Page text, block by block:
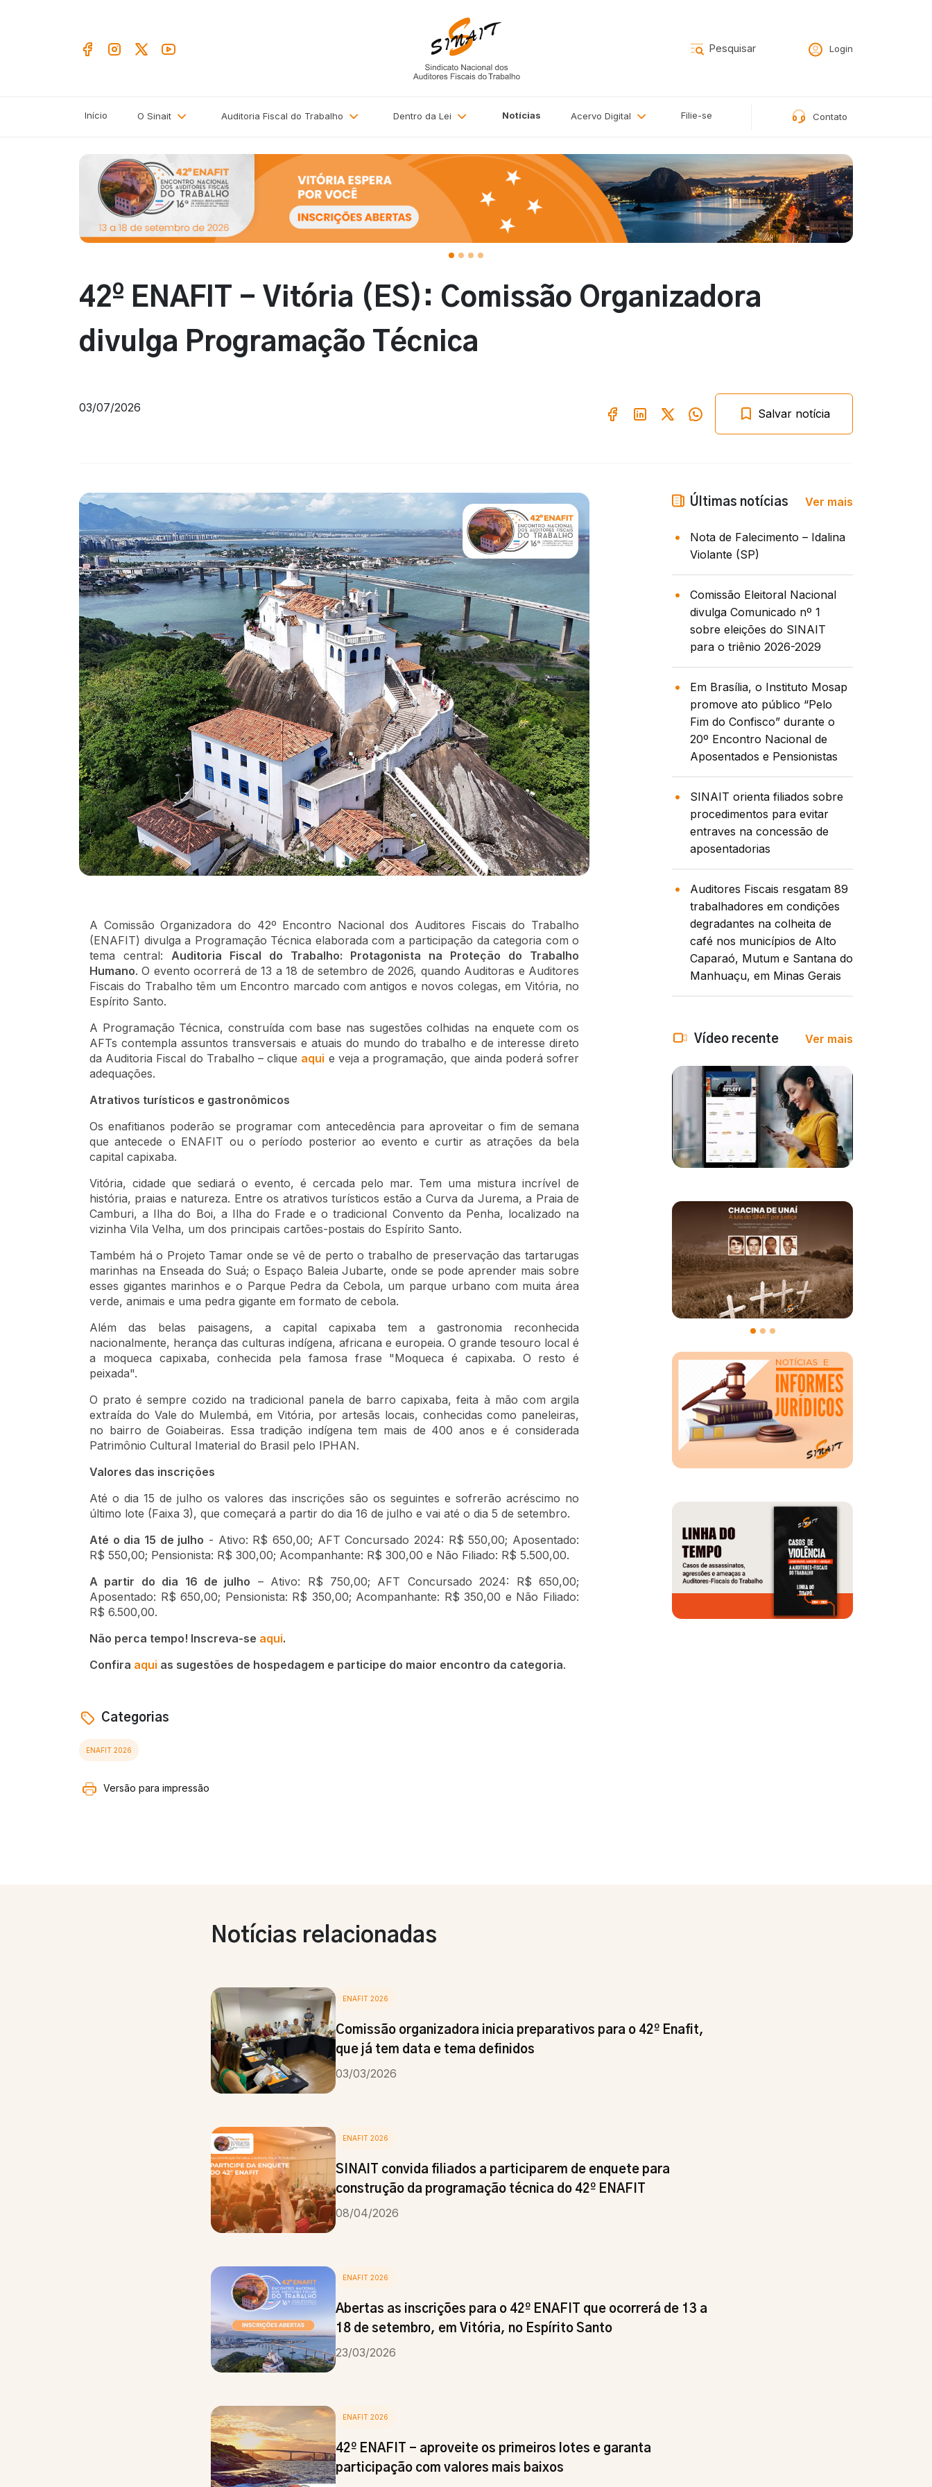
Login
Início O Sinait Auditoria Fiscal do Trabalho Dentro da Lei Notícias Acervo Digital Filie-se Contato
42º ENAFIT - Vitória (ES): Comissão Organizadora
divulga Programação Técnica
03/07/2026 Salvar notícia
A Comissão Organizadora do 42º Encontro Nacional dos Auditores Fiscais do Trabalho
(ENAFIT) divulga a Programação Técnica elaborada com a participação da categoria com o
tema central: Auditoria Fiscal do Trabalho: Protagonista na Proteção do Trabalho
Humano. O evento ocorrerá de 13 a 18 de setembro de 2026, quando Auditoras e Auditores
Fiscais do Trabalho têm um Encontro marcado com antigos e novos colegas, em Vitória, no
Espírito Santo.
A Programação Técnica, construída com base nas sugestões colhidas na enquete com os
AFTs contempla assuntos transversais e atuais do mundo do trabalho e de interesse direto
da Auditoria Fiscal do Trabalho – clique aqui e veja a programação, que ainda poderá sofrer
adequações.
Atrativos turísticos e gastronômicos
Os enafitianos poderão se programar com antecedência para aproveitar o fim de semana
que antecede o ENAFIT ou o período posterior ao evento e curtir as atrações da bela
capital capixaba.
Vitória, cidade que sediará o evento, é cercada pelo mar. Tem uma mistura incrível de
história, praias e natureza. Entre os atrativos turísticos estão a Curva da Jurema, a Praia de
Camburi, a Ilha do Boi, a Ilha do Frade e o tradicional Convento da Penha, localizado na
vizinha Vila Velha, um dos principais cartões-postais do Espírito Santo.
Também há o Projeto Tamar onde se vê de perto o trabalho de preservação das tartarugas
marinhas na Enseada do Suá; o Espaço Baleia Jubarte, onde se pode aprender mais sobre
esses gigantes marinhos e o Parque Pedra da Cebola, um parque urbano com muita área
verde, animais e uma pedra gigante em formato de cebola.
Além das belas paisagens, a capital capixaba tem a gastronomia reconhecida
nacionalmente, herança das culturas indígena, africana e europeia. O grande tesouro local é
a moqueca capixaba, conhecida pela famosa frase "Moqueca é capixaba. O resto é
peixada".
O prato é sempre cozido na tradicional panela de barro capixaba, feita à mão com argila
extraída do Vale do Mulembá, em Vitória, por artesãs locais, conhecidas como paneleiras,
no bairro de Goiabeiras. Essa tradição indígena tem mais de 400 anos e é considerada
Patrimônio Cultural Imaterial do Brasil pelo IPHAN.
Valores das inscrições
Até o dia 15 de julho os valores das inscrições são os seguintes e sofrerão acréscimo no
último lote (Faixa 3), que começará a partir do dia 16 de julho e vai até o dia 5 de setembro.
Até o dia 15 de julho - Ativo: R$ 650,00; AFT Concursado 2024: R$ 550,00; Aposentado:
R$ 550,00; Pensionista: R$ 300,00; Acompanhante: R$ 300,00 e Não Filiado: R$ 5.500,00.
A partir do dia 16 de julho – Ativo: R$ 750,00; AFT Concursado 2024: R$ 650,00;
Aposentado: R$ 650,00; Pensionista: R$ 350,00; Acompanhante: R$ 350,00 e Não Filiado:
R$ 6.500,00.
Não perca tempo! Inscreva-se aqui.
Confira aqui as sugestões de hospedagem e participe do maior encontro da categoria.
Categorias
ENAFIT 2026
Versão para impressão
Últimas notícias Ver mais
Nota de Falecimento – Idalina
Violante (SP)
Comissão Eleitoral Nacional
divulga Comunicado nº 1
sobre eleições do SINAIT
para o triênio 2026-2029
Em Brasília, o Instituto Mosap
promove ato público “Pelo
Fim do Confisco” durante o
20º Encontro Nacional de
Aposentados e Pensionistas
SINAIT orienta filiados sobre
procedimentos para evitar
entraves na concessão de
aposentadorias
Auditores Fiscais resgatam 89
trabalhadores em condições
degradantes na colheita de
café nos municípios de Alto
Caparaó, Mutum e Santana do
Manhuaçu, em Minas Gerais
Vídeo recente Ver mais
Notícias relacionadas
ENAFIT 2026
Comissão organizadora inicia preparativos para o 42º Enafit,
que já tem data e tema definidos
03/03/2026
ENAFIT 2026
SINAIT convida filiados a participarem de enquete para
construção da programação técnica do 42º ENAFIT
08/04/2026
ENAFIT 2026
Abertas as inscrições para o 42º ENAFIT que ocorrerá de 13 a
18 de setembro, em Vitória, no Espírito Santo
23/03/2026
ENAFIT 2026
42º ENAFIT - aproveite os primeiros lotes e garanta
participação com valores mais baixos